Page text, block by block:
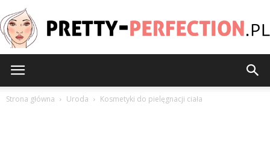
Strona główna Uroda Kosmetyki do pielęgnacji ciała